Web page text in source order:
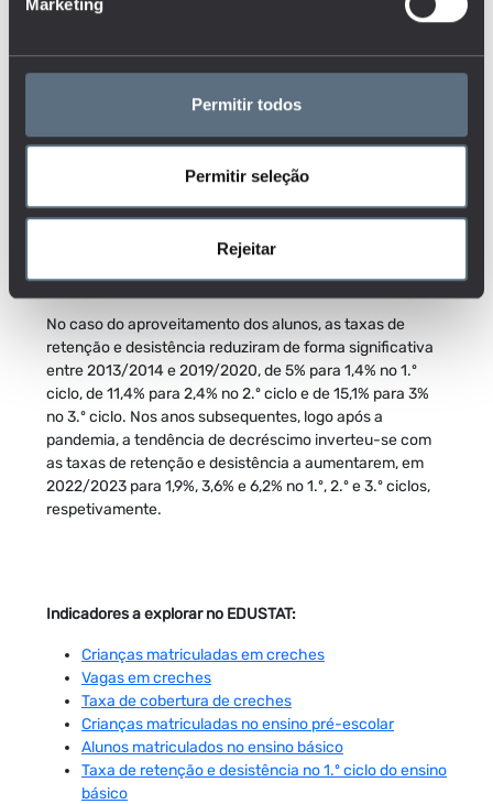
Permitir todos
Permitir seleção
Rejeitar
2020/2021, tendo passado de 1 milhão e 57 mil para
inverteu-se com os alunos a aumentarem para até aos
grande medida, ao crescimento do número de alunos do
2022/2023.
Apesar da redução do número de alunos no ensino
básico, a taxa real de escolarização1teve uma trajetória
níveis do ensino básico. Em 2022/2023, esta taxa foi de
100% no 1.º ciclo, 92,4% no 2.º ciclo e 94% no 3.º ciclo.
No caso do aproveitamento dos alunos, as taxas de
retenção e desistência reduziram de forma significativa
entre 2013/2014 e 2019/2020, de 5% para 1,4% no 1.º
ciclo, de 11,4% para 2,4% no 2.º ciclo e de 15,1% para 3%
no 3.º ciclo. Nos anos subsequentes, logo após a
pandemia, a tendência de decréscimo inverteu-se com
as taxas de retenção e desistência a aumentarem, em
2022/2023 para 1,9%, 3,6% e 6,2% no 1.º, 2.º e 3.º ciclos,
respetivamente.
Indicadores a explorar no EDUSTAT:
Crianças matriculadas em creches
Vagas em creches
Taxa de cobertura de creches
Crianças matriculadas no ensino pré-escolar
Alunos matriculados no ensino básico
Taxa de retenção e desistência no 1.º ciclo do ensino
básico